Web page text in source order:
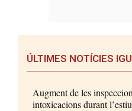
ÚLTIMES NOTÍCIES
Augment de les
intoxicacions durant l’estiu